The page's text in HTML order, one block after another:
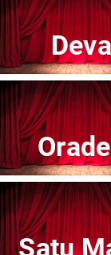
Concert
Deva
Satu